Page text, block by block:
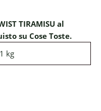
TIRAMISU al
su Cose Toste.
1 kg